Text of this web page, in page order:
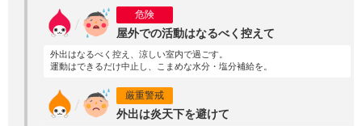
危険
屋外での活動はなるべく控えて
外出はなるべく控え、涼しい室内で過ごす。
運動はできるだけ中止し、こまめな水分・塩分補給を。
厳重警戒
外出は炎天下を避けて